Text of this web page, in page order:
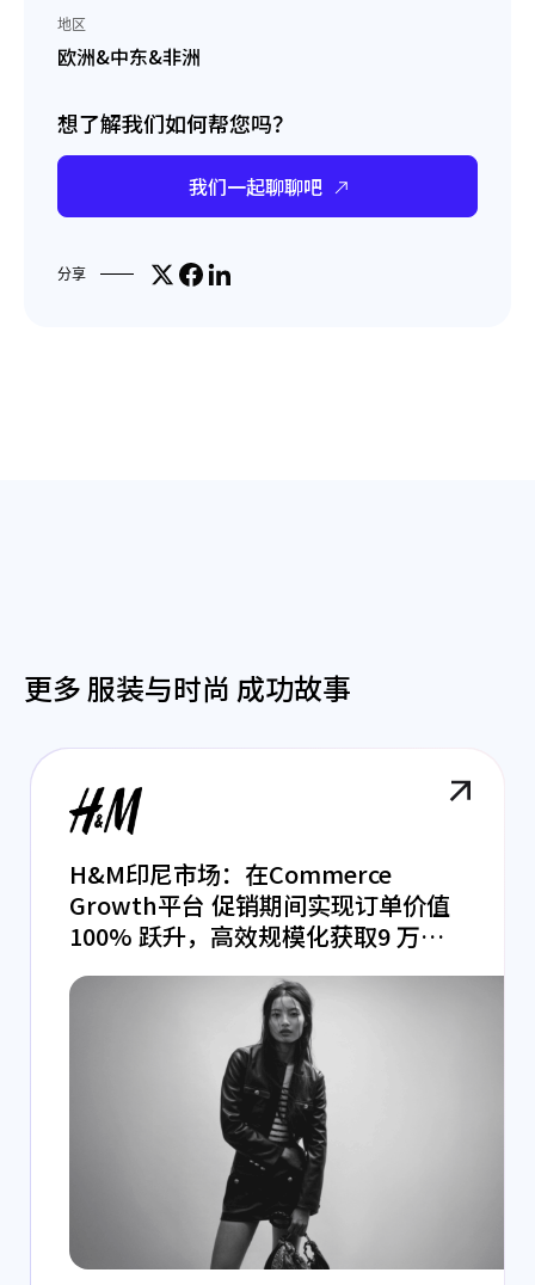
地区
欧洲&中东&非洲
想了解我们如何帮您吗？
我们一起聊聊吧
分享 Share on X
分享到Facebook
分享到LinkedIn
更多 服装与时尚 成功故事
H&M印尼市场：在Commerce
Growth平台 促销期间实现订单价值
100% 跃升，高效规模化获取9 万次